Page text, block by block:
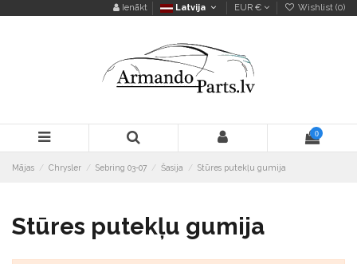
Ienākt Latvija EUR € Wishlist (0)
0
Mājas Chrysler Sebring 03-07 Šasija Stūres putekļu gumija
Stūres putekļu gumija